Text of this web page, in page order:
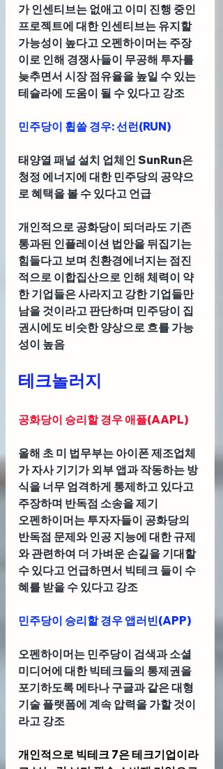
가 인센티브는 없애고 이미 진행 중인
프로젝트에 대한 인센티브는 유지할
가능성이 높다고 오펜하이머는 주장
이로 인해 경쟁사들이 무공해 투자를
늦추면서 시장 점유율을 높일 수 있는
테슬라에 도움이 될 수 있다고 강조
민주당이 휩쓸 경우: 선런(RUN)
태양열 패널 설치 업체인 SunRun은
청정 에너지에 대한 민주당의 공약으
로 혜택을 볼 수 있다고 언급
개인적으로 공화당이 되더라도 기존
통과된 인플레이션 법안을 뒤집기는
힘들다고 보며 친환경에너지는 점진
적으로 이합집산으로 인해 체력이 약
한 기업들은 사라지고 강한 기업들만
남을 것이라고 판단하며 민주당이 집
권시에도 비슷한 양상으로 흐를 가능
성이 높음
테크놀러지
공화당이 승리할 경우 애플(AAPL)
올해 초 미 법무부는 아이폰 제조업체
가 자사 기기가 외부 앱과 작동하는 방
식을 너무 엄격하게 통제하고 있다고
주장하며 반독점 소송을 제기
오펜하이머는 투자자들이 공화당의
반독점 문제와 인공 지능에 대한 규제
와 관련하여 더 가벼운 손길을 기대할
수 있다고 언급하면서 빅테크 들이 수
혜를 받을 수 있다고 강조
민주당이 승리할 경우 앱러빈(APP)
오펜하이머는 민주당이 검색과 소셜
미디어에 대한 빅테크들의 통제권을
포기하도록 메타나 구글과 같은 대형
기술 플랫폼에 계속 압력을 가할 것이
라고 강조
개인적으로 빅테크 7은 테크기업이라